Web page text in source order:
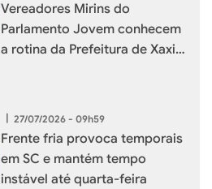
Vereadores Mirins do
Parlamento Jovem conhecem
a rotina da Prefeitura de Xaxim
| 27/07/2026 - 09h59
Frente fria provoca temporais
em SC e mantém tempo
instável até quarta-feira